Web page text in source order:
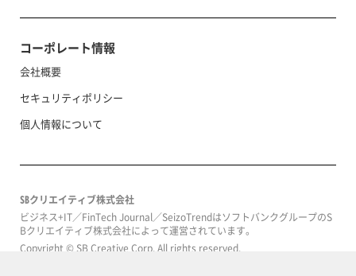
コーポレート情報
会社概要
セキュリティポリシー
個人情報について
SBクリエイティブ株式会社
ビジネス+IT／FinTech Journal／SeizoTrendはソフトバンクグループのS
Bクリエイティブ株式会社によって運営されています。
Copyright © SB Creative Corp. All rights reserved.